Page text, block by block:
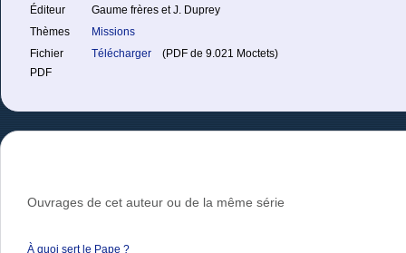
Éditeur
Gaume frères et J. Duprey
Thèmes
Missions
Fichier
PDF
Télécharger (PDF de 9.021 Moctets)
Ouvrages de cet auteur ou de la même série
À quoi sert le Pape ?